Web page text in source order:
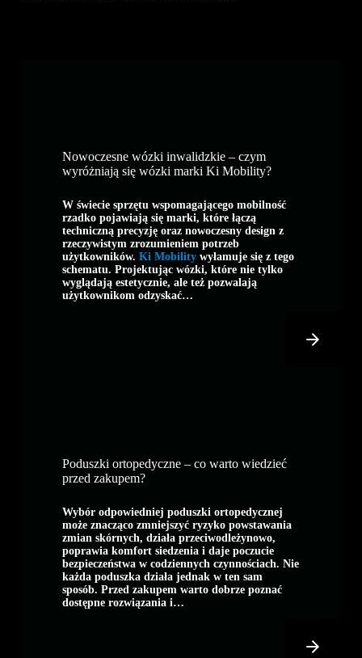
Nowoczesne wózki inwalidzkie – czym
wyróżniają się wózki marki Ki Mobility?
W świecie sprzętu wspomagającego mobilność
rzadko pojawiają się marki, które łączą
techniczną precyzję oraz nowoczesny design z
rzeczywistym zrozumieniem potrzeb
użytkowników. Ki Mobilitywyłamuje się z tego
schematu. Projektując wózki, które nie tylko
wyglądają estetycznie, ale też pozwalają
użytkownikom odzyskać…
Poduszki ortopedyczne – co warto wiedzieć
przed zakupem?
Wybór odpowiedniej poduszki ortopedycznej
może znacząco zmniejszyć ryzyko powstawania
zmian skórnych, działa przeciwodleżynowo,
poprawia komfort siedzenia i daje poczucie
bezpieczeństwa w codziennych czynnościach. Nie
każda poduszka działa jednak w ten sam
sposób. Przed zakupem warto dobrze poznać
dostępne rozwiązania i…